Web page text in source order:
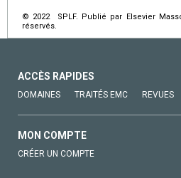
© 2022 SPLF. Publié par Elsevier
réservés.
ACCÈS RAPIDES
DOMAINES TRAITÉS EMC REVUES
MON COMPTE
CRÉER UN COMPTE